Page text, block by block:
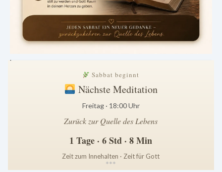
.
Sabbat beginnt
Nächste Meditation
Freitag · 18:00 Uhr
Zurück zur Quelle des Lebens
1 Tage · 6 Std · 8 Min
Zeit zum Innehalten · Zeit für Gott
***